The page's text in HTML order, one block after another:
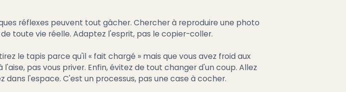
réflexes peuvent tout gâcher. Chercher à reproduire une photo
toute vie réelle. Adaptez l'esprit, pas le copier-coller.
le tapis parce qu'il « fait chargé » mais que vous avez froid aux
pas vous priver. Enfin, évitez de tout changer d'un coup. Allez
l'espace. C'est un processus, pas une case à cocher.